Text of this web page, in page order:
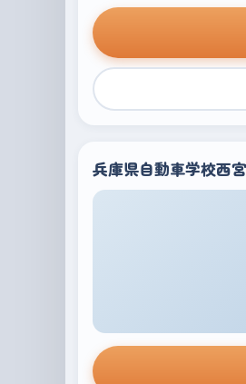
兵庫県自動車学校西